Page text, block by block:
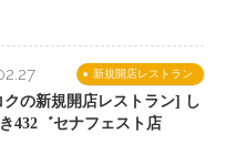
新規開店レストラン
クの新規開店レストラン] し
432゛セナフェスト店